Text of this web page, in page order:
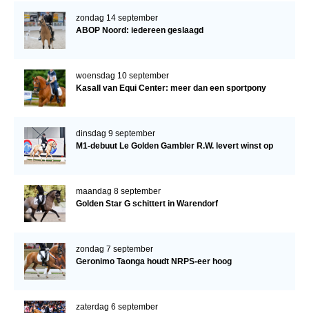
zondag 14 september
ABOP Noord: iedereen geslaagd
woensdag 10 september
Kasall van Equi Center: meer dan een sportpony
dinsdag 9 september
M1-debuut Le Golden Gambler R.W. levert winst op
maandag 8 september
Golden Star G schittert in Warendorf
zondag 7 september
Geronimo Taonga houdt NRPS-eer hoog
zaterdag 6 september